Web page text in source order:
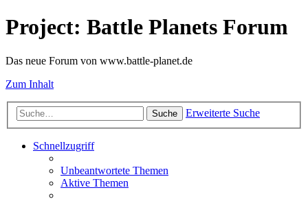
Project: Battle Planets Forum
Das neue Forum von www.battle-planet.de
Zum Inhalt
Suche Erweiterte Suche
Schnellzugriff
Unbeantwortete Themen
Aktive Themen